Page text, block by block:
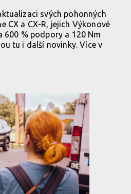
svých pohonných
CX a CX-R, jejich Výkonové
600 % podpory a 120 Nm
tu i další novinky. Více v